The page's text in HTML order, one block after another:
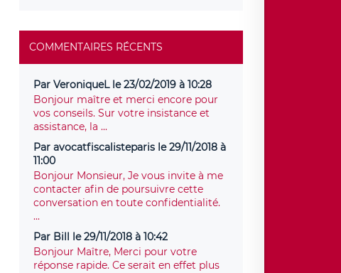
COMMENTAIRES RÉCENTS
Par VeroniqueL le 23/02/2019 à 10:28
Bonjour maître et merci encore pour
vos conseils. Sur votre insistance et
assistance, la ...
Par avocatfiscalisteparis le 29/11/2018 à
11:00
Bonjour Monsieur, Je vous invite à me
contacter afin de poursuivre cette
conversation en toute confidentialité.
...
Par Bill le 29/11/2018 à 10:42
Bonjour Maître, Merci pour votre
réponse rapide. Ce serait en effet plus